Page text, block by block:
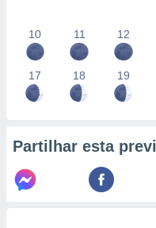
10 11 12
17 18 19
Partilhar esta